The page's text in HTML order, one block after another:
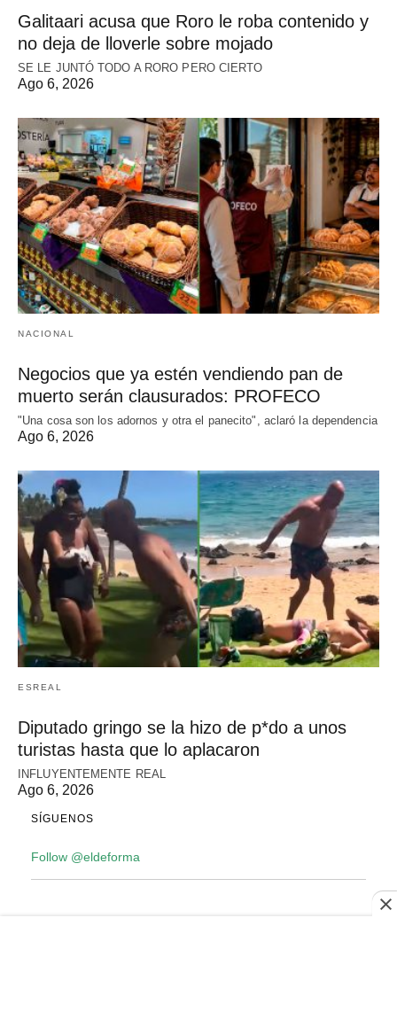
Galitaari acusa que Roro le roba contenido y
no deja de lloverle sobre mojado
SE LE JUNTÓ TODO A RORO PERO CIERTO
Ago 6, 2026
NACIONAL
Negocios que ya estén vendiendo pan de
muerto serán clausurados: PROFECO
"Una cosa son los adornos y otra el panecito", aclaró la dependencia
Ago 6, 2026
ESREAL
Diputado gringo se la hizo de p*do a unos
turistas hasta que lo aplacaron
INFLUYENTEMENTE REAL
Ago 6, 2026
SÍGUENOS
Follow @eldeforma